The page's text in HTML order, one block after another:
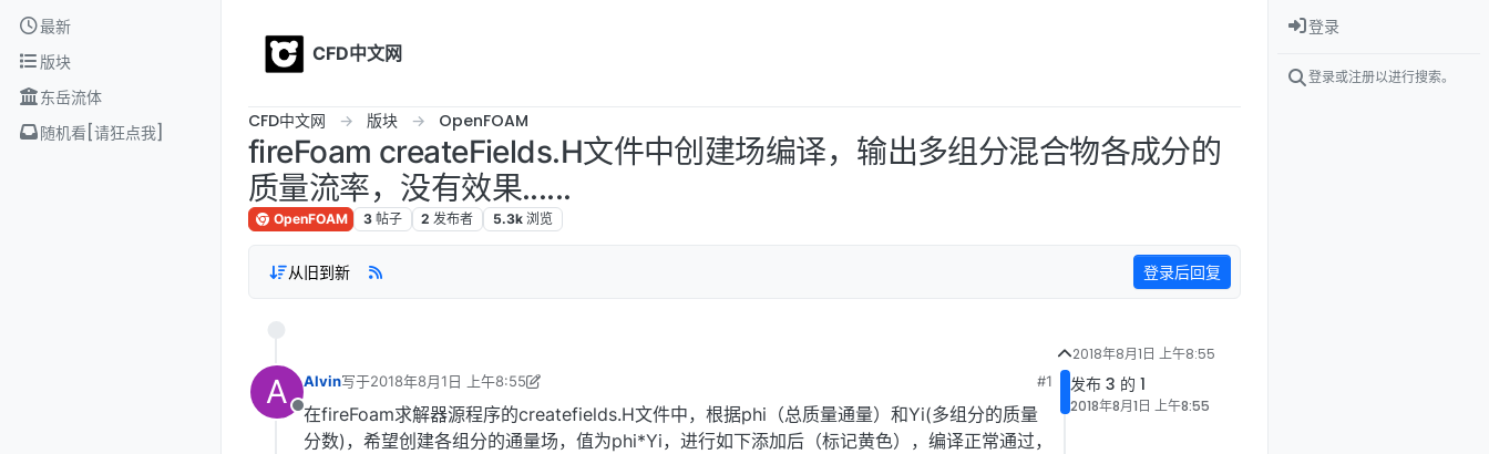
Skip to content
最新
版块
东岳流体
随机看[请狂点我]
CFD中文网
CFD中文网 版块 OpenFOAM
fireFoam createFields.H文件中创建场编译，输出多组分混合物各成分的
质量流率，没有效果......
OpenFOAM 3 帖子 2 发布者 5.3k 浏览
从旧到新 登录后回复
A
离线
Alvin写于2018年8月1日 上午8:55
最后由 李东岳 编辑2018年8月11日 上午5:34
#1
在fireFoam求解器源程序的createfields.H文件中，根据phi（总质量通量）和Yi(多组分的质量
分数)，希望创建各组分的通量场，值为phi*Yi，进行如下添加后（标记黄色），编译正常通过，
2018年8月1日 上午8:55
发布 3 的 1
2018年8月1日 上午8:55
登录
登录或注册以进行搜索。